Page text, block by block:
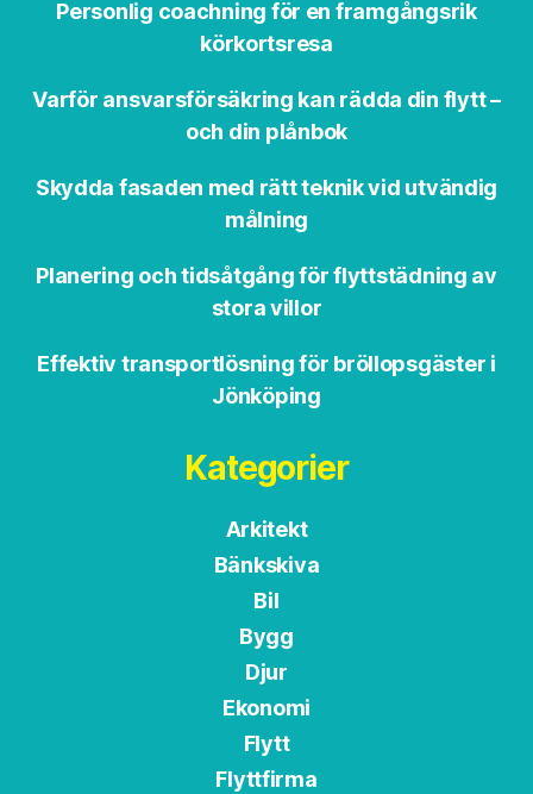
Personlig coachning för en framgångsrik
körkortsresa
Varför ansvarsförsäkring kan rädda din flytt –
och din plånbok
Skydda fasaden med rätt teknik vid utvändig
målning
Planering och tidsåtgång för flyttstädning av
stora villor
Effektiv transportlösning för bröllopsgäster i
Jönköping
Kategorier
Arkitekt
Bänkskiva
Bil
Bygg
Djur
Ekonomi
Flytt
Flyttfirma